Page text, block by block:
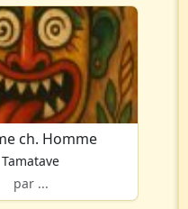
ch. Homme
Tamatave
par ...